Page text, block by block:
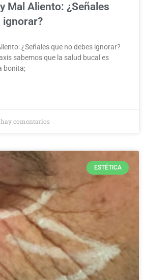
Mal Aliento: ¿Señales
ignorar?
¿Señales que no debes ignorar?
sabemos que la salud bucal es
bonita;
hay comentarios
ESTÉTICA